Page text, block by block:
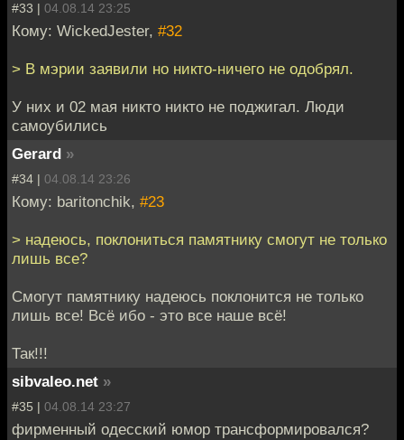
#33 | 04.08.14 23:25
Кому: WickedJester, #32
> В мэрии заявили но никто-ничего не одобрял.
У них и 02 мая никто никто не поджигал. Люди
самоубились
Gerard »
#34 | 04.08.14 23:26
Кому: baritonchik, #23
> надеюсь, поклониться памятнику смогут не только
лишь все?
Смогут памятнику надеюсь поклонится не только
лишь все! Всё ибо - это все наше всё!
Так!!!
sibvaleo.net »
#35 | 04.08.14 23:27
фирменный одесский юмор трансформировался?